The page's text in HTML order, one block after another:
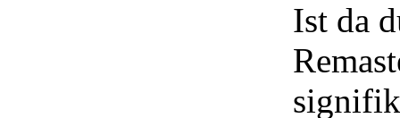
Ist da